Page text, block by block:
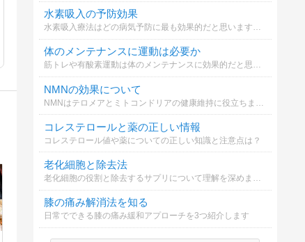
水素吸入の予防効果
水素吸入療法はどの病気予防に最も効果的だと思いますか？
体のメンテナンスに運動は必要か
筋トレや有酸素運動は体のメンテナンスに効果的だと思いますか？
NMNの効果について
コレステロールと薬の正しい情報
コレステロール値や薬についての正しい知識と注意点は？
老化細胞と除去法
老化細胞の役割と除去するサプリについて理解を深めましょう。
膝の痛み解消法を知る
日常でできる膝の痛み緩和アプローチを3つ紹介します